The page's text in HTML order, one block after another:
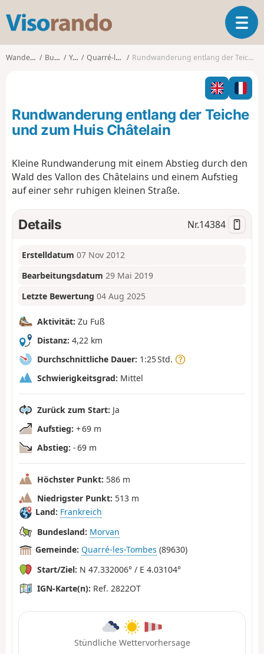
s
o
o
T
o
g
l
n
a
a
n
Wanderungen Burgund Yonne Quarré-les-Tombes Rundwanderung entlang der Teiche und zum Huis Châtelain
Rundwanderung entlang der Teiche
und zum Huis Châtelain
Kleine Rundwanderung mit einem Abstieg durch den
Wald des Vallon des Châtelains und einem Aufstieg
auf einer sehr ruhigen kleinen Straße.
Details Nr.14384
Erstelldatum 07 Nov 2012
Bearbeitungsdatum 29 Mai 2019
Letzte Bewertung 04 Aug 2025
Aktivität: Zu Fuß
Distanz: 4,22 km
Durchschnittliche Dauer: 1:25 Std.
Schwierigkeitsgrad: Mittel
Zurück zum Start: Ja
Aufstieg: + 69 m
Abstieg: - 69 m
Höchster Punkt: 586 m
Niedrigster Punkt: 513 m
Land: Frankreich
Bundesland: Morvan
Gemeinde: Quarré-les-Tombes (89630)
Start/Ziel: N 47.332006° / E 4.03104°
IGN-Karte(n): Ref. 2822OT
Stündliche Wettervorhersage